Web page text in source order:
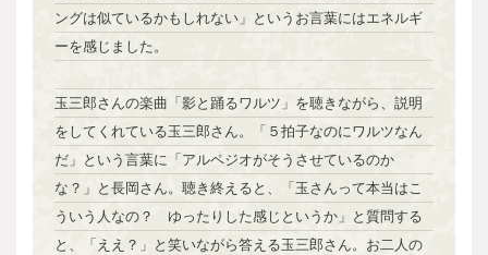
ングは似ているかもしれない」というお言葉にはエネルギ
ーを感じました。
玉三郎さんの楽曲「影と踊るワルツ」を聴きながら、説明
をしてくれている玉三郎さん。「５拍子なのにワルツなん
だ」という言葉に「アルペジオがそうさせているのか
な？」と長岡さん。聴き終えると、「玉さんって本当はこ
ういう人なの？ ゆったりした感じというか」と質問する
と、「ええ？」と笑いながら答える玉三郎さん。お二人の